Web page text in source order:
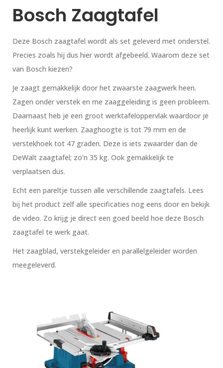
Bosch Zaagtafel
Deze Bosch zaagtafel wordt als set geleverd met onderstel.
Precies zoals hij dus hier wordt afgebeeld. Waarom deze set
van Bosch kiezen?
Je zaagt gemakkelijk door het zwaarste zaagwerk heen.
Zagen onder verstek en me zaaggeleiding is geen probleem.
Daarnaast heb je een groot werktafeloppervlak waardoor je
heerlijk kunt werken. Zaaghoogte is tot 79 mm en de
verstekhoek tot 47 graden. Deze is iets zwaarder dan de
DeWalt zaagtafel; zo’n 35 kg. Ook gemakkelijk te
verplaatsen dus.
Echt een pareltje tussen alle verschillende zaagtafels. Lees
bij het product zelf alle specificaties nog eens door en bekijk
de video. Zo krijg je direct een goed beeld hoe deze Bosch
zaagtafel te werk gaat.
Het zaagblad, verstekgeleider en parallelgeleider worden
meegeleverd.